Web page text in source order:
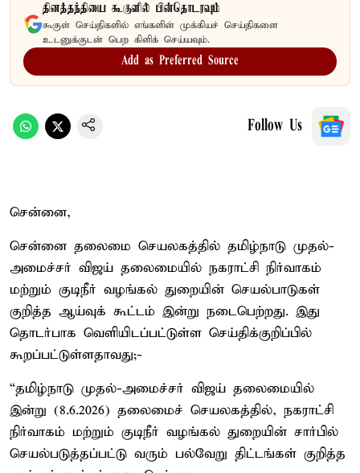
தினத்தந்தியை கூகுளில் பின்தொடரவும்
கூகுள் செய்திகளில் எங்களின் முக்கியச் செய்திகளை
உடனுக்குடன் பெற கிளிக் செய்யவும்.
Add as Preferred Source
Follow Us
சென்னை,
சென்னை தலைமை செயலகத்தில் தமிழ்நாடு முதல்-
அமைச்சர் விஜய் தலைமையில் நகராட்சி நிர்வாகம்
மற்றும் குடிநீர் வழங்கல் துறையின் செயல்பாடுகள்
குறித்த ஆய்வுக் கூட்டம் இன்று நடைபெற்றது. இது
தொடர்பாக வெளியிடப்பட்டுள்ள செய்திக்குறிப்பில்
கூறப்பட்டுள்ளதாவது;-
“தமிழ்நாடு முதல்-அமைச்சர் விஜய் தலைமையில்
இன்று (8.6.2026) தலைமைச் செயலகத்தில், நகராட்சி
நிர்வாகம் மற்றும் குடிநீர் வழங்கல் துறையின் சார்பில்
செயல்படுத்தப்பட்டு வரும் பல்வேறு திட்டங்கள் குறித்த